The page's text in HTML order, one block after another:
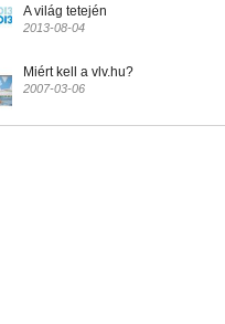
A világ tetején
2013-08-04
Miért kell a vlv.hu?
2007-03-06